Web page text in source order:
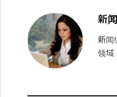
新
新闻
领域